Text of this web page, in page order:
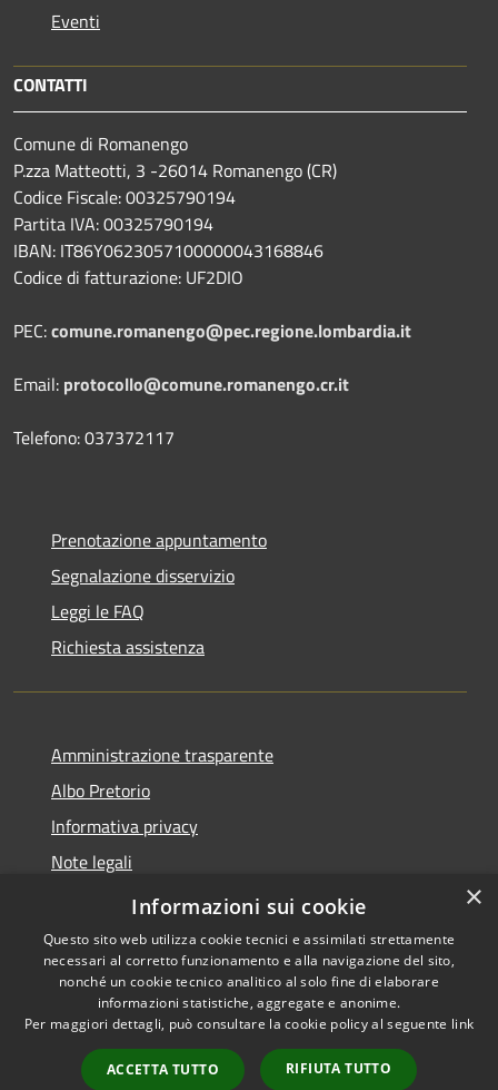
Eventi
CONTATTI
Comune di Romanengo
P.zza Matteotti, 3 -26014 Romanengo (CR)
Codice Fiscale: 00325790194
Partita IVA: 00325790194
IBAN: IT86Y0623057100000043168846
Codice di fatturazione: UF2DIO
PEC:comune.romanengo@pec.regione.lombardia.it
Email: protocollo@comune.romanengo.cr.it
Telefono: 037372117
Prenotazione appuntamento
Segnalazione disservizio
Leggi le FAQ
Richiesta assistenza
Amministrazione trasparente
Albo Pretorio
Informativa privacy
Note legali
Dichiarazione di accessibilità
Accessibilità
Copyright © 2026 • Comune di
Romanengo • Powered by
Municipium•
Accesso
×
Informazioni sui cookie
Questo sito web utilizza cookie tecnici e assimilati strettamente
necessari al corretto funzionamento e alla navigazione del sito,
nonché un cookie tecnico analitico al solo fine di elaborare
informazioni statistiche, aggregate e anonime.
Per maggiori dettagli, può consultare la cookie policy al seguente link
ACCETTA TUTTO RIFIUTA TUTTO